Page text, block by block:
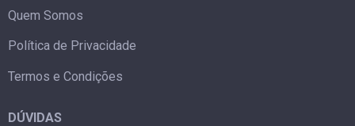
Quem Somos
Política de Privacidade
Termos e Condições
DÚVIDAS